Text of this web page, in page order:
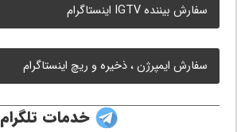
سفارش بیننده IGTV اینستاگرام
سفارش ایمپرژن ، ذخیره و ریچ اینستاگرام
خدمات تلگرام